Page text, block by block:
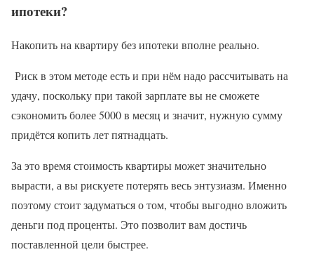
ипотеки?
Накопить на квартиру без ипотеки вполне реально.
Риск в этом методе есть и при нём надо рассчитывать на
удачу, поскольку при такой зарплате вы не сможете
сэкономить более 5000 в месяц и значит, нужную сумму
придётся копить лет пятнадцать.
За это время стоимость квартиры может значительно
вырасти, а вы рискуете потерять весь энтузиазм. Именно
поэтому стоит задуматься о том, чтобы выгодно вложить
деньги под проценты. Это позволит вам достичь
поставленной цели быстрее.